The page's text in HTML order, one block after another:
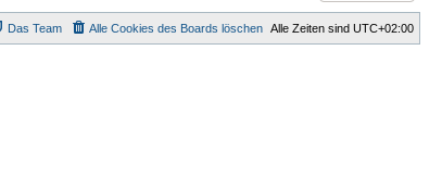
Alle Zeiten sind UTC+02:00
Alle Cookies des Boards löschen
Das Team